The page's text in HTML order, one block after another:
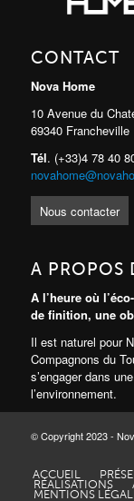
CONTACT
Nova Home
10 Avenue du
69340 Francheville
Tél. (+33)4 78 40
Nous contacter
A PROPOS
A l’heure où
de finition, une
Il est naturel pour
Compagnons du
s’engager dans
l’environnement.
© Copyright 2023 -
ACCUEIL
RÉALISATIONS
MENTIONS